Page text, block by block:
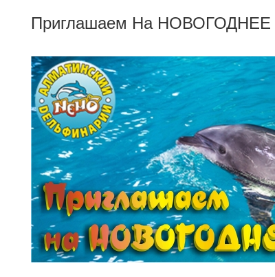
Приглашаем На